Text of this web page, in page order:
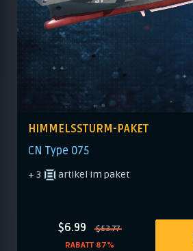
HIMMELSSTURM-PAKET
CN Type 075
+ 3 artikel im paket
$6.99
$53.77
RABATT 87%